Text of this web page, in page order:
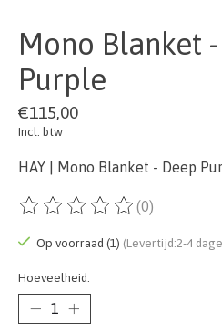
Mono Blanket
Purple
€115,00
Incl. btw
HAY | Mono Blanket - Deep
De beoordeling van dit product
(0)
Op voorraad (1) (Levertijd:2-4
Hoeveelheid: